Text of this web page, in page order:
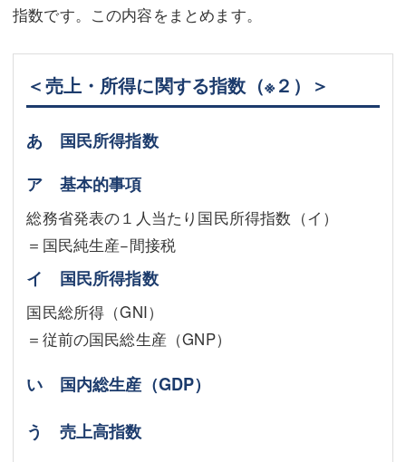
指数です。この内容をまとめます。
＜売上・所得に関する指数 （※２） ＞
あ 国民所得指数
ア 基本的事項
総務省発表の１人当たり国民所得指数（イ）
＝国民純生産−間接税
イ 国民所得指数
国民総所得（GNI）
＝従前の国民総生産（GNP）
い 国内総生産（GDP）
う 売上高指数